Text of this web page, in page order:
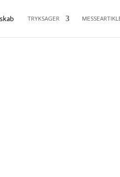
TRYKSAGER